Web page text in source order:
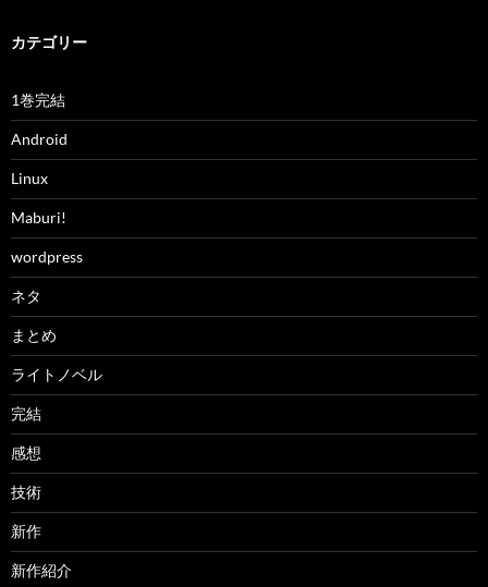
カテゴリー
1巻完結
Android
Linux
Maburi!
wordpress
ネタ
まとめ
ライトノベル
完結
感想
技術
新作
新作紹介